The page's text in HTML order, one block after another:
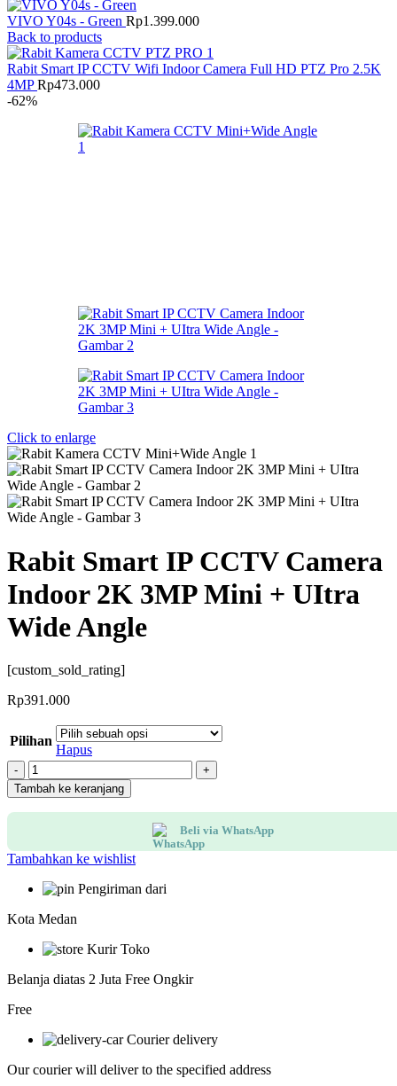
Mini
+
UItra
Wide
Angle
VIVO Y04s - Green Rp1.399.000
Back to products
Rabit Smart IP CCTV Wifi Indoor Camera Full HD PTZ Pro 2.5K
4MPRp473.000
-62%
Click to enlarge
Rabit Smart IP CCTV Camera
Indoor 2K 3MP Mini + UItra
Wide Angle
[custom_sold_rating]
Rp391.000
Pilihan
Hapus
Kuantitas
Rabit
Smart
IP
Indoor
2K
3MP
Mini
+
UItra
Wide
Angle
Tambah ke keranjang
Beli via WhatsApp
Tambahkan ke wishlist
Pengiriman dari
Kota Medan
Kurir Toko
Belanja diatas 2 Juta Free Ongkir
Free
Courier delivery
Our courier will deliver to the specified address